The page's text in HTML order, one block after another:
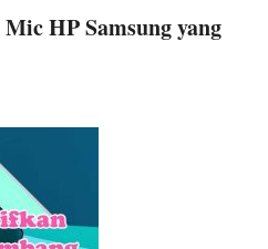
HP Samsung yang